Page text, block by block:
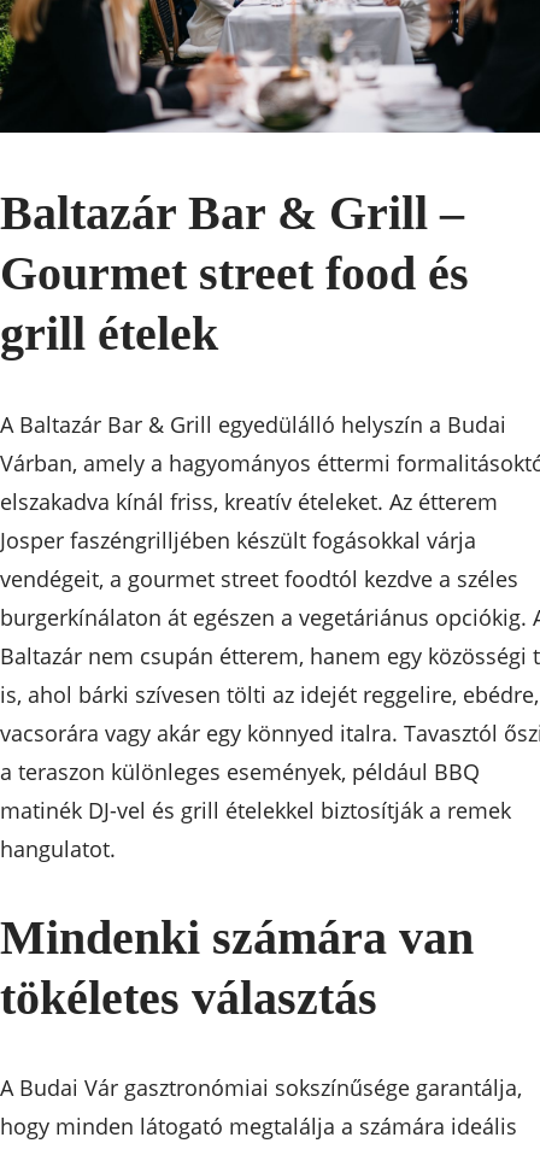
Baltazár Bar & Grill –
Gourmet street food és
grill ételek
A Baltazár Bar & Grill egyedülálló helyszín a Budai
Várban, amely a hagyományos éttermi
elszakadva kínál friss, kreatív ételeket. Az étterem
Josper faszéngrilljében készült fogásokkal várja
vendégeit, a gourmet street foodtól kezdve a széles
burgerkínálaton át egészen a vegetáriánus opciókig.
Baltazár nem csupán étterem, hanem egy közösségi
is, ahol bárki szívesen tölti az idejét reggelire, ebédre,
vacsorára vagy akár egy könnyed italra. Tavasztól
a teraszon különleges események, például BBQ
matinék DJ-vel és grill ételekkel biztosítják a remek
hangulatot.
Mindenki számára van
tökéletes választás
A Budai Vár gasztronómiai sokszínűsége garantálja,
hogy minden látogató megtalálja a számára ideális